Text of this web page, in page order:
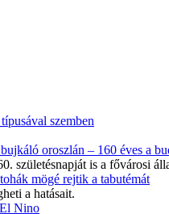
szemben
oroszlán – 160 éves a
születésnapját is a fővárosi
mögé rejtik a tabutémát
a hatásait.
Nino